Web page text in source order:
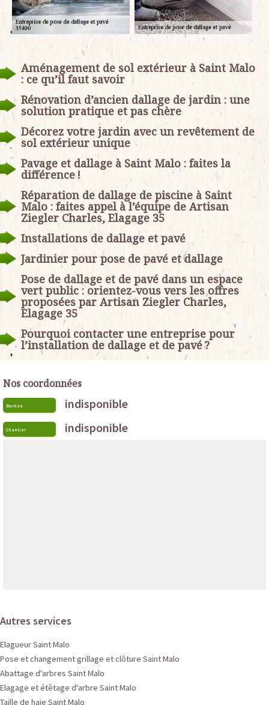
Aménagement de sol extérieur à Saint Malo
: ce qu’il faut savoir
Rénovation d’ancien dallage de jardin : une
solution pratique et pas chère
Décorez votre jardin avec un revêtement de
sol extérieur unique
Pavage et dallage à Saint Malo : faites la
différence !
Réparation de dallage de piscine à Saint
Malo : faites appel à l’équipe de Artisan
Ziegler Charles, Elagage 35
Installations de dallage et pavé
Jardinier pour pose de pavé et dallage
Pose de dallage et de pavé dans un espace
vert public : orientez-vous vers les offres
proposées par Artisan Ziegler Charles,
Elagage 35
Pourquoi contacter une entreprise pour
l’installation de dallage et de pavé ?
Nos coordonnées
Bureau indisponible
Chantier indisponible
Autres services
Elagueur Saint Malo
Pose et changement grillage et clôture Saint Malo
Abattage d'arbres Saint Malo
Elagage et étêtage d'arbre Saint Malo
Taille de haie Saint Malo